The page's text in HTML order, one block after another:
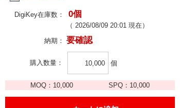
DigiKey在庫数： 0個
（ 2026/08/09 20:01 現在）
納期： 要確認
購入数量 個
MOQ： 10,000 SPQ： 10,000